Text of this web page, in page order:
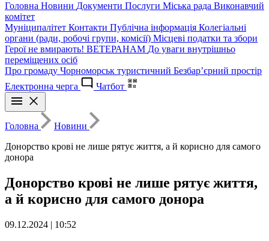
Головна Новини Документи Послуги Міська рада Виконавчий
комітет
Муніципалітет Контакти Публічна інформація Колегіальні
органи (ради, робочі групи, комісії) Місцеві податки та збори
Герої не вмирають! ВЕТЕРАНАМ До уваги внутрішньо
переміщених осіб
Про громаду Чорноморськ туристичний Безбар’єрний простір
Електронна черга
Чатбот
Головна
Новини
Донорство крові не лише рятує життя, а й корисно для самого
донора
Донорство крові не лише рятує життя,
а й корисно для самого донора
09.12.2024 | 10:52